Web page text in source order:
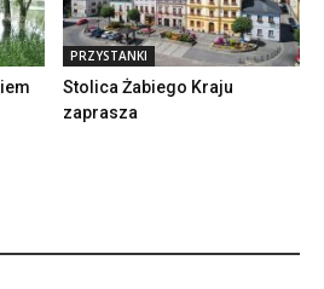
PRZYSTANKI
Stolica Żabiego Kraju
zaprasza